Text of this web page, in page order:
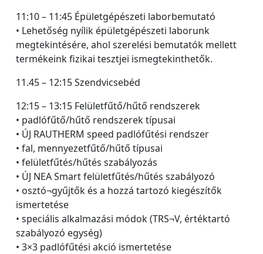
11:10 – 11:45 Épületgépészeti laborbemutató
• Lehetőség nyílik épületgépészeti laborunk
megtekintésére, ahol szerelési bemutatók mellett
termékeink fizikai tesztjei ismegtekinthetők.
11.45 – 12:15 Szendvicsebéd
12:15 – 13:15 Felületfűtő/hűtő rendszerek
• padlófűtő/hűtő rendszerek típusai
• ÚJ RAUTHERM speed padlófűtési rendszer
• fal, mennyezetfűtő/hűtő típusai
• felületfűtés/hűtés szabályozás
• ÚJ NEA Smart felületfűtés/hűtés szabályozó
• osztó¬gyűjtők és a hozzá tartozó kiegészítők
ismertetése
• speciális alkalmazási módok (TRS¬V, értéktartó
szabályozó egység)
• 3×3 padlófűtési akció ismertetése